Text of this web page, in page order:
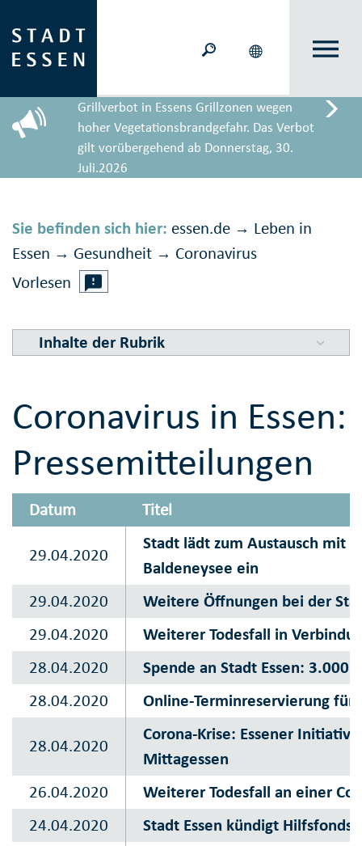
Grillverbot in Essens Grillzonen wegen
hoher Vegetationsbrandgefahr. Das Verbot
gilt vorübergehend ab Donnerstag, 30.
Juli.2026
Sie befinden sich hier: essen.de → Leben in
Essen → Gesundheit → Corona­virus
Vorlesen
Inhalte der Rubrik
Coronavirus in Essen:
Pressemitteilungen
Datum Titel
29.04.2020
Stadt lädt zum Austausch mit
Baldeneysee ein
29.04.2020
Weitere Öffnungen bei der
29.04.2020
Weiterer Todesfall in
28.04.2020
Spende an Stadt Essen: 3.000
28.04.2020
Online-Terminreservierung
28.04.2020
Corona-Krise: Essener
Mittagessen
26.04.2020
Weiterer Todesfall an einer
24.04.2020
Stadt Essen kündigt